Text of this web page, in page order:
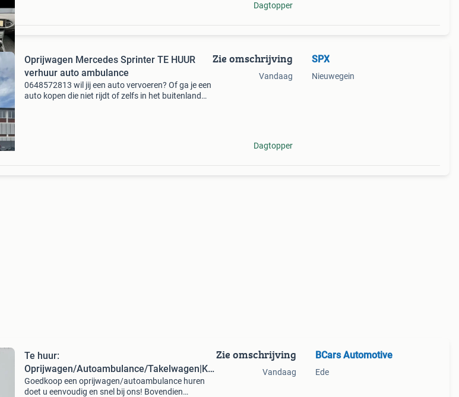
Dagtopper
Oprijwagen Mercedes Sprinter TE HUUR
verhuur auto ambulance
0648572813 wil jij een auto vervoeren? Of ga je een
auto kopen die niet rijdt of zelfs in het buitenland
Zie omschrijving
Vandaag
Dagtopper
SPX
Nieuwegein
Te huur:
Oprijwagen/Autoambulance/Takelwagen|KM
VRIJ!!
Goedkoop een oprijwagen/autoambulance huren
doet u eenvoudig en snel bij ons! Bovendien
Zie omschrijving
Vandaag
BCars Automotive
Ede